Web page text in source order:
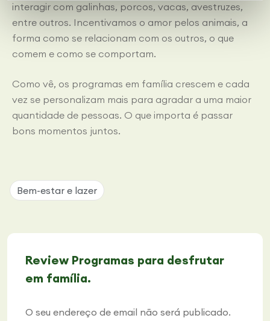
interagir com galinhas, porcos, vacas, avestruzes,
entre outros. Incentivamos o amor pelos animais, a
forma como se relacionam com os outros, o que
comem e como se comportam.
Como vê, os programas em família crescem e cada
vez se personalizam mais para agradar a uma maior
quantidade de pessoas. O que importa é passar
bons momentos juntos.
Bem-estar e lazer
Review Programas para desfrutar
em família.
O seu endereço de email não será publicado.